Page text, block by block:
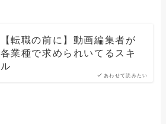
あわせて読みたい
【転職の前に】動画編集者が
各業種で求められいてるスキ
ル